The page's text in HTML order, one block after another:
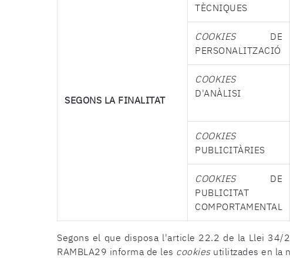
SEGONS LA FINALITAT
TÈCNIQUES
COOKIESDE
PERSONALITZACIÓ
COOKIES
D'ANÀLISI
COOKIES
PUBLICITÀRIES
COOKIESDE
PUBLICITAT
COMPORTAMENTAL
Segons el que disposa l'article 22.2 de la Llei 34/
RAMBLA29 informa de les cookies utilitzades en la